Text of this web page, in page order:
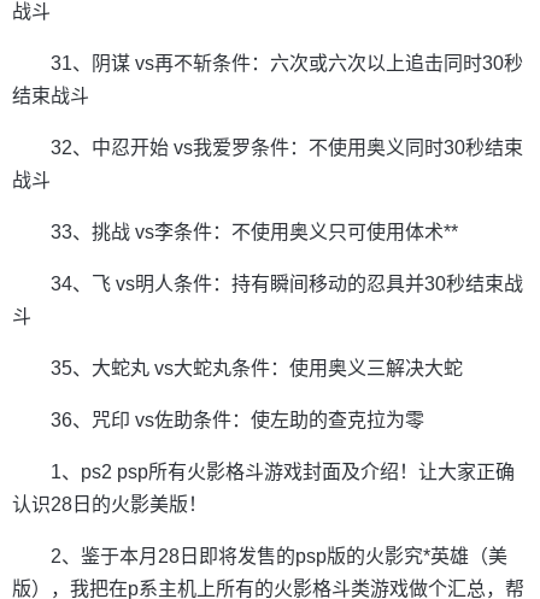
战斗
31、阴谋 vs再不斩条件：六次或六次以上追击同时30秒
结束战斗
32、中忍开始 vs我爱罗条件：不使用奥义同时30秒结束
战斗
33、挑战 vs李条件：不使用奥义只可使用体术**
34、飞 vs明人条件：持有瞬间移动的忍具并30秒结束战
斗
35、大蛇丸 vs大蛇丸条件：使用奥义三解决大蛇
36、咒印 vs佐助条件：使左助的查克拉为零
1、ps2 psp所有火影格斗游戏封面及介绍！让大家正确
认识28日的火影美版！
2、鉴于本月28日即将发售的psp版的火影究*英雄（美
版），我把在p系主机上所有的火影格斗类游戏做个汇总，帮